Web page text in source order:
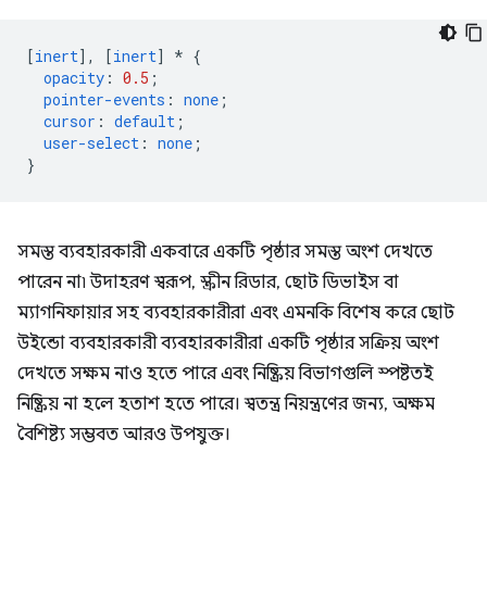
[inert], [inert] * {
opacity : 0.5 ;
pointer-events : none ;
cursor : default ;
user-select : none ;
}
সমস্ত ব্যবহারকারী একবারে একটি পৃষ্ঠার সমস্ত অংশ দেখতে
পারেন না৷ উদাহরণ স্বরূপ, স্ক্রীন রিডার, ছোট ডিভাইস বা
ম্যাগনিফায়ার সহ ব্যবহারকারীরা এবং এমনকি বিশেষ করে ছোট
উইন্ডো ব্যবহারকারী ব্যবহারকারীরা একটি পৃষ্ঠার সক্রিয় অংশ
দেখতে সক্ষম নাও হতে পারে এবং নিষ্ক্রিয় বিভাগগুলি স্পষ্টতই
নিষ্ক্রিয় না হলে হতাশ হতে পারে। স্বতন্ত্র নিয়ন্ত্রণের জন্য, অক্ষম
বৈশিষ্ট্য সম্ভবত আরও উপযুক্ত।